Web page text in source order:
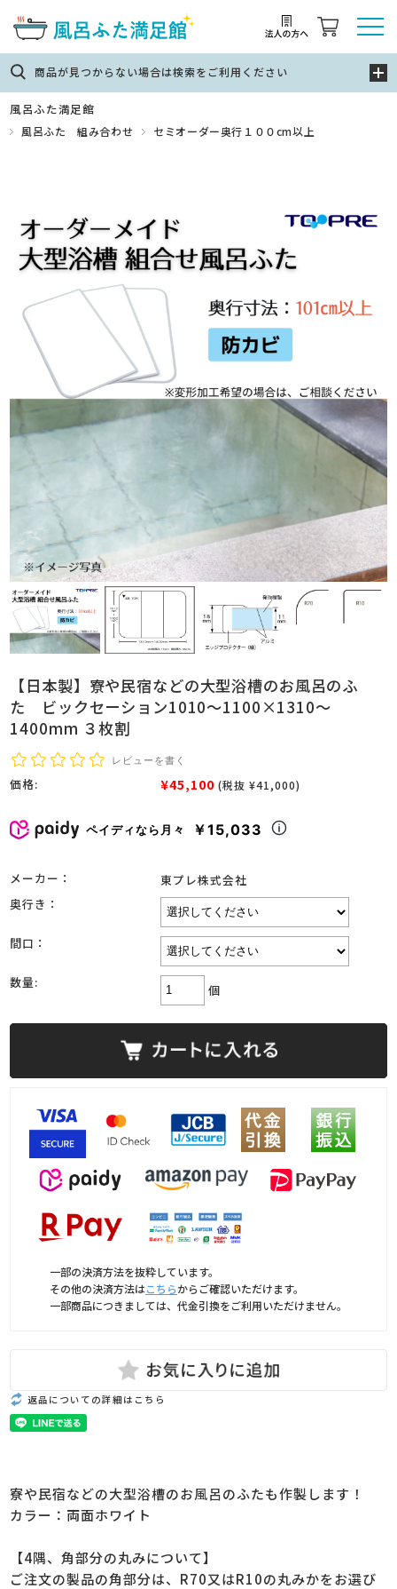
商品が見つからない場合は検索をご利用ください
風呂ふた満足館
風呂ふた 組み合わせ セミオーダー奥行１００cm以上
【日本製】寮や民宿などの大型浴槽のお風呂のふ
た ビックセーション1010～1100×1310～
1400mm ３枚割
レビューを書く
価格: ¥45,100 (税抜 ¥41,000)
ペイディなら月々 ￥15,033
メーカー：
東プレ株式会社
奥行き：
間口：
数量: 個
一部の決済方法を抜粋しています。
その他の決済方法はこちらからご確認いただけます。
一部商品につきましては、代金引換をご利用いただけません。
返品についての詳細はこちら
寮や民宿などの大型浴槽のお風呂のふたも作製します！
カラー：両面ホワイト
【4隅、角部分の丸みについて】
ご注文の製品の角部分は、R70又はR10の丸みかをお選び